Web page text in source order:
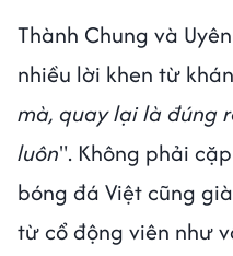
Thành Chung và
nhiều lời khen từ
mà, quay lại là đúng
luôn". Không phải
bóng đá Việt cũng
từ cổ động viên như